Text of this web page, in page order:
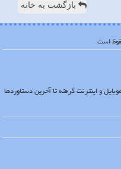
بازگشت به خانه
و اینترنت گرفته تا آخرین دستاوردها